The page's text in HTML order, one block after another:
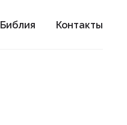
Библия Контакты